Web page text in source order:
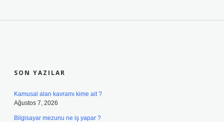
SON YAZILAR
Kamusal alan kavramı kime ait ?
Ağustos 7, 2026
Bilgisayar mezunu ne iş yapar ?